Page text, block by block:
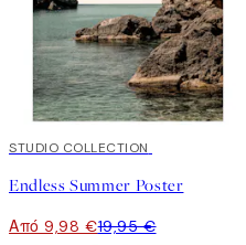
50%*
STUDIO COLLECTION
Endless Summer Poster
Από 9,98 €19,95 €